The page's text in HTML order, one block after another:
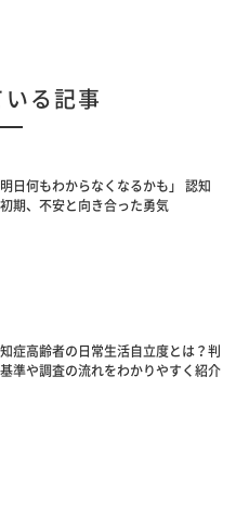
る記事
明日何もわからなくなるかも」 認知
期、不安と向き合った勇気
症高齢者の日常生活自立度とは？判
準や調査の流れをわかりやすく紹介